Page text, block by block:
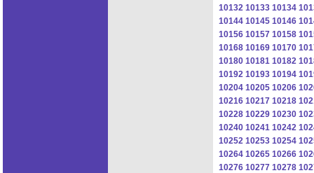
10132 10133 10134
10144 10145 10146
10156 10157 10158
10168 10169 10170
10180 10181 10182
10192 10193 10194
10204 10205 10206
10216 10217 10218
10228 10229 10230
10240 10241 10242
10252 10253 10254
10264 10265 10266
10276 10277 10278